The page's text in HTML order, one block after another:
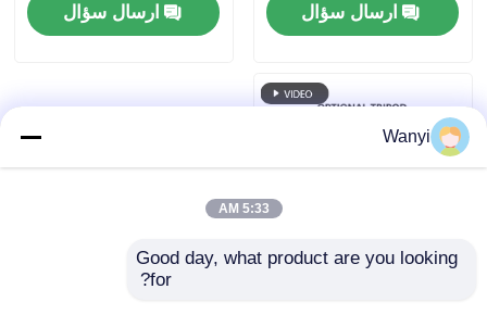
ارسال سؤال
ارسال سؤال
Wanyi
5:33 AM
Good day, what product are you looking
for?